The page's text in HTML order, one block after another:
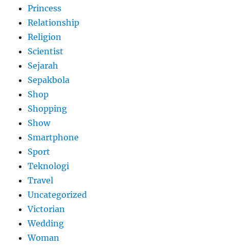
Princess
Relationship
Religion
Scientist
Sejarah
Sepakbola
Shop
Shopping
Show
Smartphone
Sport
Teknologi
Travel
Uncategorized
Victorian
Wedding
Woman